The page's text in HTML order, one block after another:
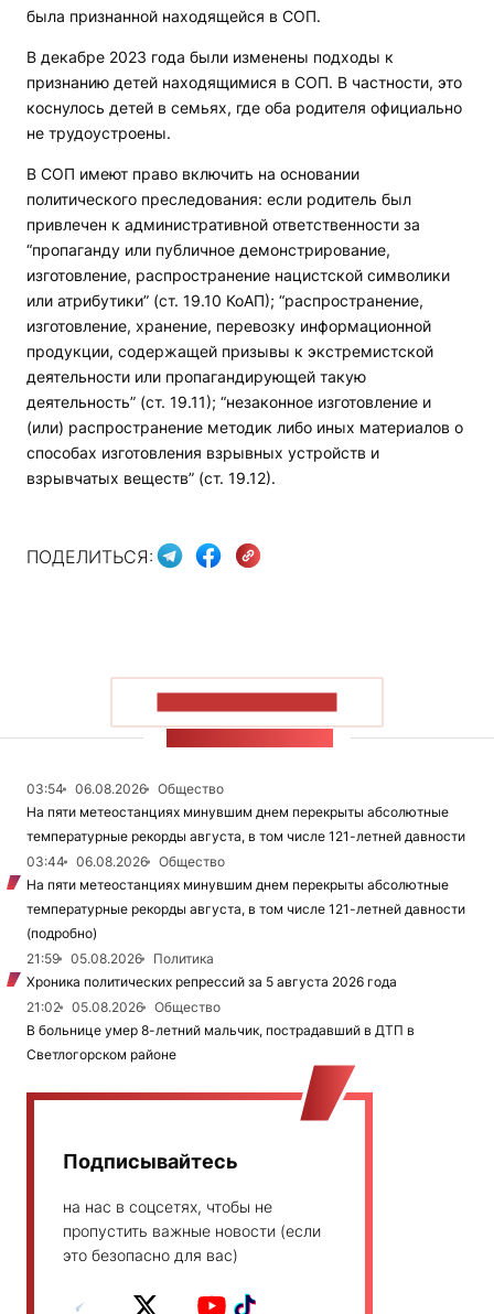
была признанной находящейся в СОП.
В декабре 2023 года были изменены подходы к
признанию детей находящимися в СОП. В частности, это
коснулось детей в семьях, где оба родителя официально
не трудоустроены.
В СОП имеют право включить на основании
политического преследования: если родитель был
привлечен к административной ответственности за
“пропаганду или публичное демонстрирование,
изготовление, распространение нацистской символики
или атрибутики” (ст. 19.10 КоАП); “распространение,
изготовление, хранение, перевозку информационной
продукции, содержащей призывы к экстремистской
деятельности или пропагандирующей такую
деятельность” (ст. 19.11); “незаконное изготовление и
(или) распространение методик либо иных материалов о
способах изготовления взрывных устройств и
взрывчатых веществ” (ст. 19.12).
ПОДЕЛИТЬСЯ:
03:54 06.08.2026
Общество
На пяти метеостанциях минувшим днем перекрыты абсолютные
температурные рекорды августа, в том числе 121-летней давности
03:44
06.08.2026
Общество
На пяти метеостанциях минувшим днем перекрыты абсолютные
температурные рекорды августа, в том числе 121-летней давности
(подробно)
21:59
05.08.2026
Политика
Хроника политических репрессий за 5 августа 2026 года
21:02
05.08.2026
Общество
В больнице умер 8-летний мальчик, пострадавший в ДТП в
Светлогорском районе
Подписывайтесь
на нас в соцсетях, чтобы не
пропустить важные новости (если
это безопасно для вас)